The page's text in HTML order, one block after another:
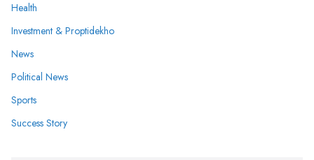
Health
Investment & Proptidekho
News
Political News
Sports
Success Story